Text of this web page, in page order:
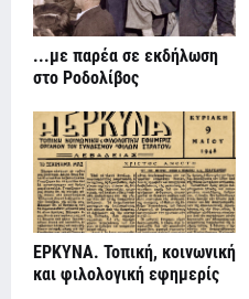
...με παρέα σε εκδήλωση
στο Ροδολίβος
ΕΡΚΥΝΑ. Τοπική, κοινωνική
και φιλολογική εφημερίς